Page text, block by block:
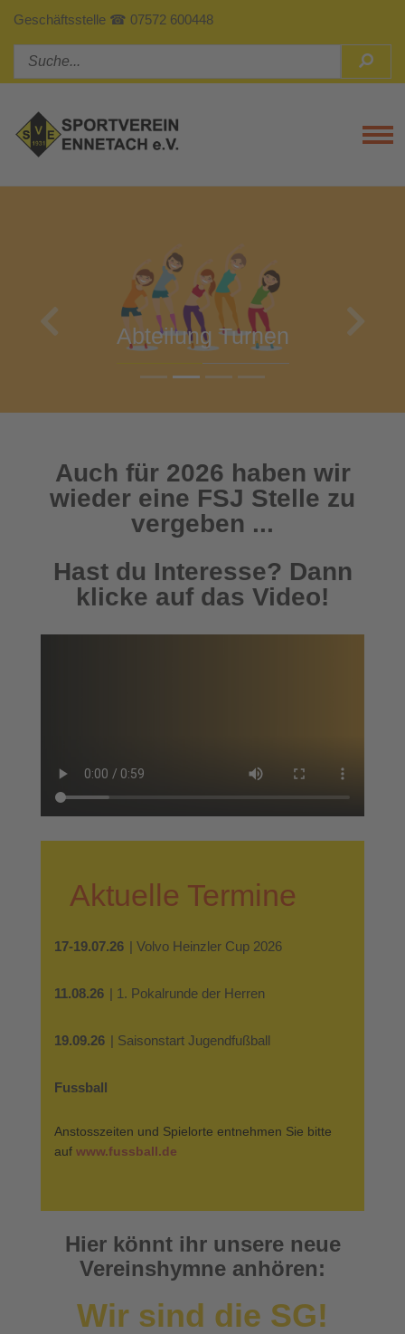
Geschäftsstelle ☎ 07572 600448
Abteilung Turnen
Previous
Auch für 2026 haben wir
wieder eine FSJ Stelle zu
vergeben ...
Hast du Interesse? Dann
klicke auf das Video!
Aktuelle Termine
17-19.07.26 | Volvo Heinzler Cup 2026
11.08.26 | 1. Pokalrunde der Herren
19.09.26 | Saisonstart Jugendfußball
Fussball
Anstosszeiten und Spielorte entnehmen Sie bitte
auf www.fussball.de
Hier könnt ihr unsere neue
Vereinshymne anhören:
Wir sind die SG!